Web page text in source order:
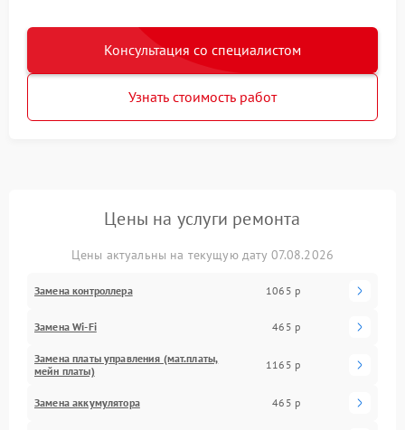
Консультация со специалистом
Узнать стоимость работ
Цены на услуги ремонта
Цены актуальны на текущую дату 07.08.2026
Замена контроллера 1065 р
Замена Wi-Fi 465 р
Замена платы управления (мат.платы,
мейн платы)
1165 р
Замена аккумулятора 465 р